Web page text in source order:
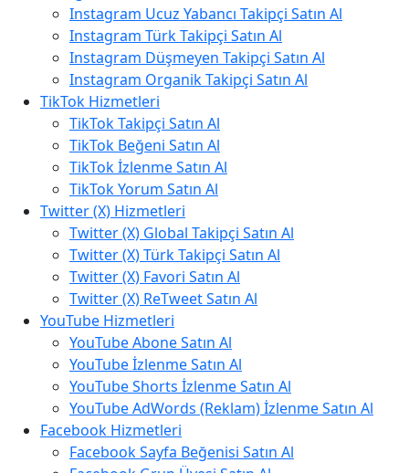
Instagram Ucuz Yabancı Takipçi Satın Al
Instagram Türk Takipçi Satın Al
Instagram Düşmeyen Takipçi Satın Al
Instagram Organik Takipçi Satın Al
TikTok Hizmetleri
TikTok Takipçi Satın Al
TikTok Beğeni Satın Al
TikTok İzlenme Satın Al
TikTok Yorum Satın Al
Twitter (X) Hizmetleri
Twitter (X) Global Takipçi Satın Al
Twitter (X) Türk Takipçi Satın Al
Twitter (X) Favori Satın Al
Twitter (X) ReTweet Satın Al
YouTube Hizmetleri
YouTube Abone Satın Al
YouTube İzlenme Satın Al
YouTube Shorts İzlenme Satın Al
YouTube AdWords (Reklam) İzlenme Satın Al
Facebook Hizmetleri
Facebook Sayfa Beğenisi Satın Al